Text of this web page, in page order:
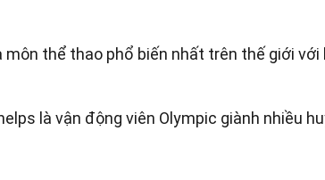
môn thể thao phổ biến nhất trên thế giới
là vận động viên Olympic giành nhiều